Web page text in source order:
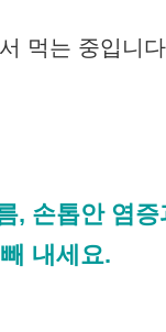
먹는 중입니
, 손톱안 염
내세요.